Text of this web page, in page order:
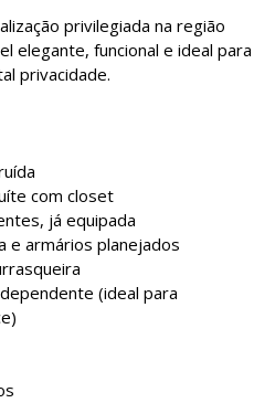
privilegiada na região
elegante, funcional e ideal para
privacidade.
com closet
já equipada
e armários planejados
(ideal para